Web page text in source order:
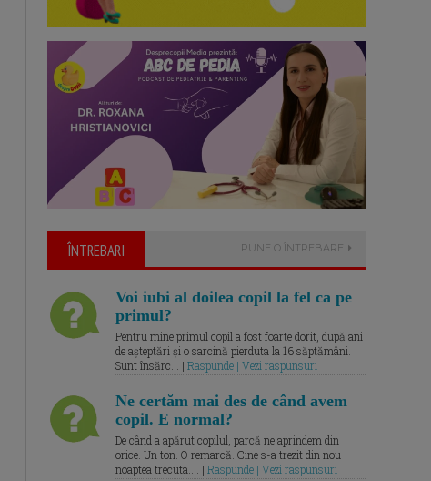
ÎNTREBARI PUNE O ÎNTREBARE
Voi iubi al doilea copil la fel ca pe
primul?
Pentru mine primul copil a fost foarte dorit, după ani
de așteptări și o sarcină pierduta la 16 săptămâni.
Sunt însărc... | Raspunde | Vezi raspunsuri
Ne certăm mai des de când avem
copil. E normal?
De când a apărut copilul, parcă ne aprindem din
orice. Un ton. O remarcă. Cine s-a trezit din nou
noaptea trecuta.... | Raspunde | Vezi raspunsuri